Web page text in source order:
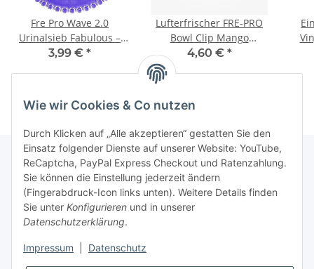
Fre Pro Wave 2.0
Urinalsieb Fabulous –
Frischer Duft & Hygiene
3,99 € *
Lufterfrischer FRE-PRO
Bowl Clip Mango
Luftverbesserer
Duftspender WC-Clip
WC-Duftverbesserer
4,60 € *
Gesetzliche Informationen
Informationen
Wie wir Cookies & Co nutzen
Durch Klicken auf „Alle akzeptieren“ gestatten Sie den
Einsatz folgender Dienste auf unserer Website: YouTube,
ReCaptcha, PayPal Express Checkout und Ratenzahlung.
Sie können die Einstellung jederzeit ändern
(Fingerabdruck-Icon links unten). Weitere Details finden
Sie unter Konfigurieren und in unserer
Datenschutzerklärung.
Impressum Datenschutz